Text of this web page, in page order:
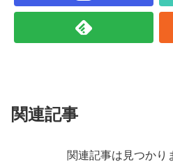
関連記事
関連記事は見つかり